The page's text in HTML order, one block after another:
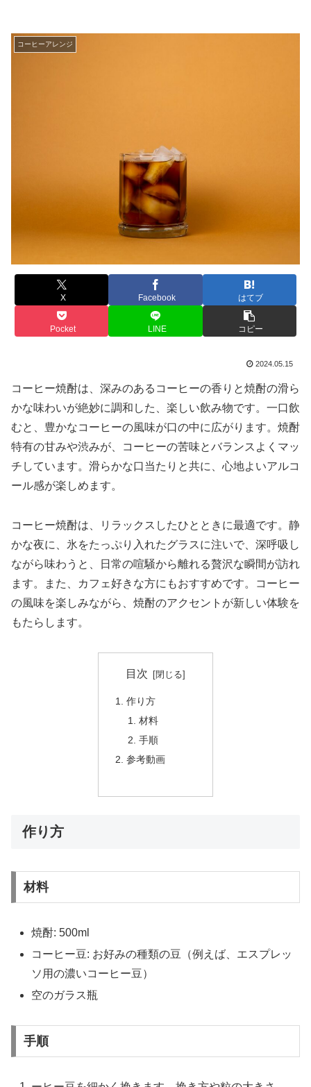
コーヒーアレンジ
X Facebook はてブ
Pocket LINE コピー
2024.05.15
コーヒー焼酎は、深みのあるコーヒーの香りと焼酎の滑ら
かな味わいが絶妙に調和した、楽しい飲み物です。一口飲
むと、豊かなコーヒーの風味が口の中に広がります。焼酎
特有の甘みや渋みが、コーヒーの苦味とバランスよくマッ
チしています。滑らかな口当たりと共に、心地よいアルコ
ール感が楽しめます。
コーヒー焼酎は、リラックスしたひとときに最適です。静
かな夜に、氷をたっぷり入れたグラスに注いで、深呼吸し
ながら味わうと、日常の喧騒から離れる贅沢な瞬間が訪れ
ます。また、カフェ好きな方にもおすすめです。コーヒー
の風味を楽しみながら、焼酎のアクセントが新しい体験を
もたらします。
目次
作り方
材料
手順
参考動画
作り方
材料
焼酎: 500ml
コーヒー豆: お好みの種類の豆（例えば、エスプレッ
ソ用の濃いコーヒー豆）
空のガラス瓶
手順